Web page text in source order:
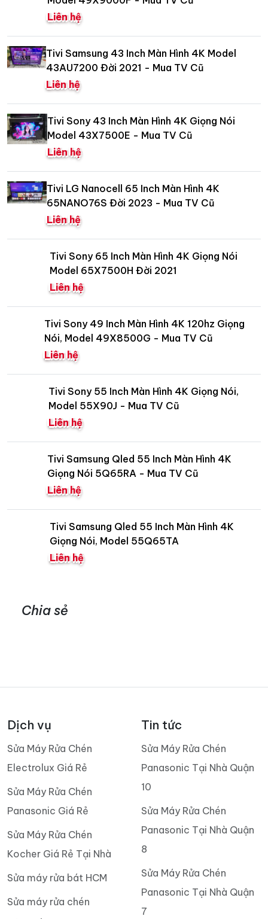
Liên hệ
Tivi Samsung 43 Inch Màn Hình 4K Model
43AU7200 Đời 2021 - Mua TV Cũ
Liên hệ
Tivi Sony 43 Inch Màn Hình 4K Giọng Nói
Model 43X7500E - Mua TV Cũ
Liên hệ
Tivi LG Nanocell 65 Inch Màn Hình 4K
65NANO76S Đời 2023 - Mua TV Cũ
Liên hệ
Tivi Sony 65 Inch Màn Hình 4K Giọng Nói
Model 65X7500H Đời 2021
Liên hệ
Tivi Sony 49 Inch Màn Hình 4K 120hz Giọng
Nói, Model 49X8500G - Mua TV Cũ
Liên hệ
Tivi Sony 55 Inch Màn Hình 4K Giọng Nói,
Model 55X90J - Mua TV Cũ
Liên hệ
Tivi Samsung Qled 55 Inch Màn Hình 4K
Giọng Nói 5Q65RA - Mua TV Cũ
Liên hệ
Tivi Samsung Qled 55 Inch Màn Hình 4K
Giọng Nói, Model 55Q65TA
Liên hệ
Chia sẻ
Dịch vụ
Sửa Máy Rửa Chén
Electrolux Giá Rẻ
Sửa Máy Rửa Chén
Panasonic Giá Rẻ
Sửa Máy Rửa Chén
Kocher Giá Rẻ Tại Nhà
Sửa máy rửa bát HCM
Sửa máy rửa chén
Tin tức
Sửa Máy Rửa Chén
Panasonic Tại Nhà Quận
10
Sửa Máy Rửa Chén
Panasonic Tại Nhà Quận
8
Sửa Máy Rửa Chén
Panasonic Tại Nhà Quận
7